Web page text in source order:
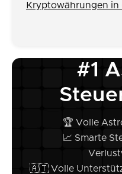
Kryptowährungen in
#1
🏆 Volle
📈 Smarte
🇦🇹 Volle